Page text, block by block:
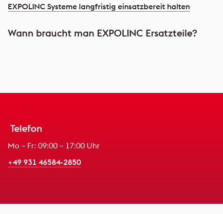
EXPOLINC Systeme langfristig einsatzbereit halten
Wann braucht man EXPOLINC Ersatzteile?
Telefon
Mo – Fr: 09:00 – 17:00 Uhr
+49 931 46584-2850